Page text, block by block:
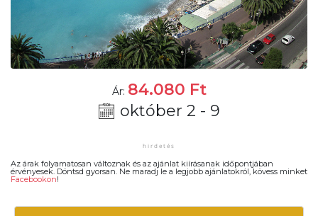
Ár: 84.080 Ft
október 2 - 9
Az árak folyamatosan változnak és az ajánlat kiírásanak időpontjában
érvényesek. Döntsd gyorsan. Ne maradj le a legjobb ajánlatokról, kövess minket
Facebookon!